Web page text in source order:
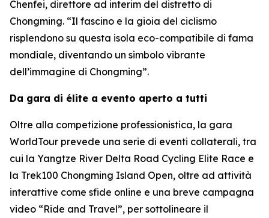
Chenfei, direttore ad interim del distretto di
Chongming. “Il fascino e la gioia del ciclismo
risplendono su questa isola eco-compatibile di fama
mondiale, diventando un simbolo vibrante
dell’immagine di Chongming”.
Da gara di élite a evento aperto a tutti
Oltre alla competizione professionistica, la gara
WorldTour prevede una serie di eventi collaterali, tra
cui la Yangtze River Delta Road Cycling Elite Race e
la Trek100 Chongming Island Open, oltre ad attività
interattive come sfide online e una breve campagna
video “Ride and Travel”, per sottolineare il